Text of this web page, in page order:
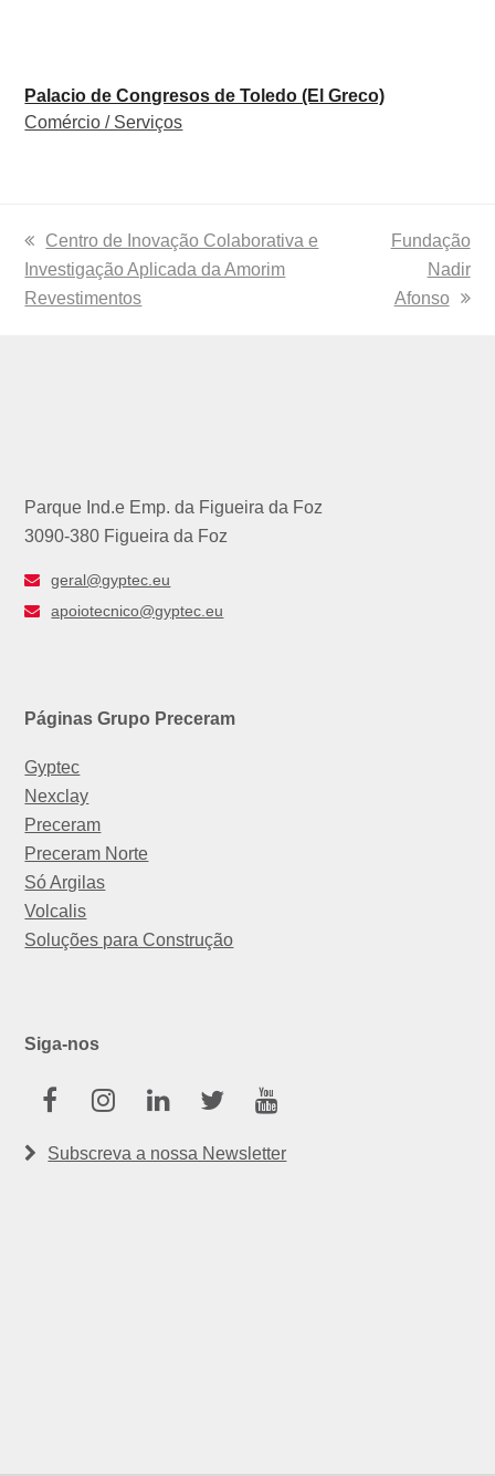
Palacio de Congresos de Toledo (El Greco)
Comércio / Serviços
previous
post:
Centro de Inovação Colaborativa e
Investigação Aplicada da Amorim
Revestimentos
next
Fundação
Nadir
Afonso
Parque Ind.e Emp. da Figueira da Foz
3090-380 Figueira da Foz
geral@gyptec.eu
apoiotecnico@gyptec.eu
Páginas Grupo Preceram
Gyptec
Nexclay
Preceram
Preceram Norte
Só Argilas
Volcalis
Soluções para Construção
Siga-nos
FacebookInstagram
LinkedinTwitter
Subscreva a nossa Newsletter